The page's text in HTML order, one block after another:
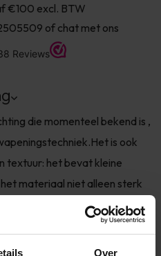
Over
€100 excl. BTW
of chat met ons
die momenteel bekend is ,
is ook
textuur: het bevat kleine
materiaal niet alleen sterk
behouden, maar ook
helpen en versnellen ....